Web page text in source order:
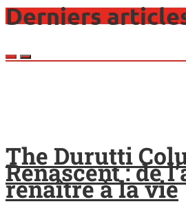
Derniers
The Durutti
Renascent : de
renaître à la vie